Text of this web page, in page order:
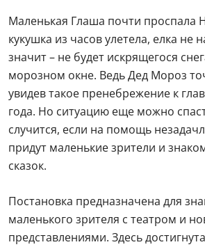
Маленькая Глаша почти проспала
кукушка из часов улетела, елка не
значит – не будет искрящегося
морозном окне. Ведь Дед Мороз
увидев такое пренебрежение к
года. Но ситуацию еще можно
случится, если на помощь
придут маленькие зрители и
сказок.
Постановка предназначена для
маленького зрителя с театром и
представлениями. Здесь